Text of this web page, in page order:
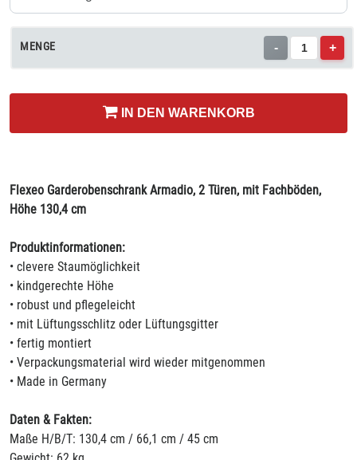
MENGE - +
IN DEN WARENKORB
Flexeo Garderobenschrank Armadio, 2 Türen, mit Fachböden,
Höhe 130,4 cm
Produktinformationen:
• clevere Staumöglichkeit
• kindgerechte Höhe
• robust und pflegeleicht
• mit Lüftungsschlitz oder Lüftungsgitter
• fertig montiert
• Verpackungsmaterial wird wieder mitgenommen
• Made in Germany
Daten & Fakten:
Maße H/B/T: 130,4 cm / 66,1 cm / 45 cm